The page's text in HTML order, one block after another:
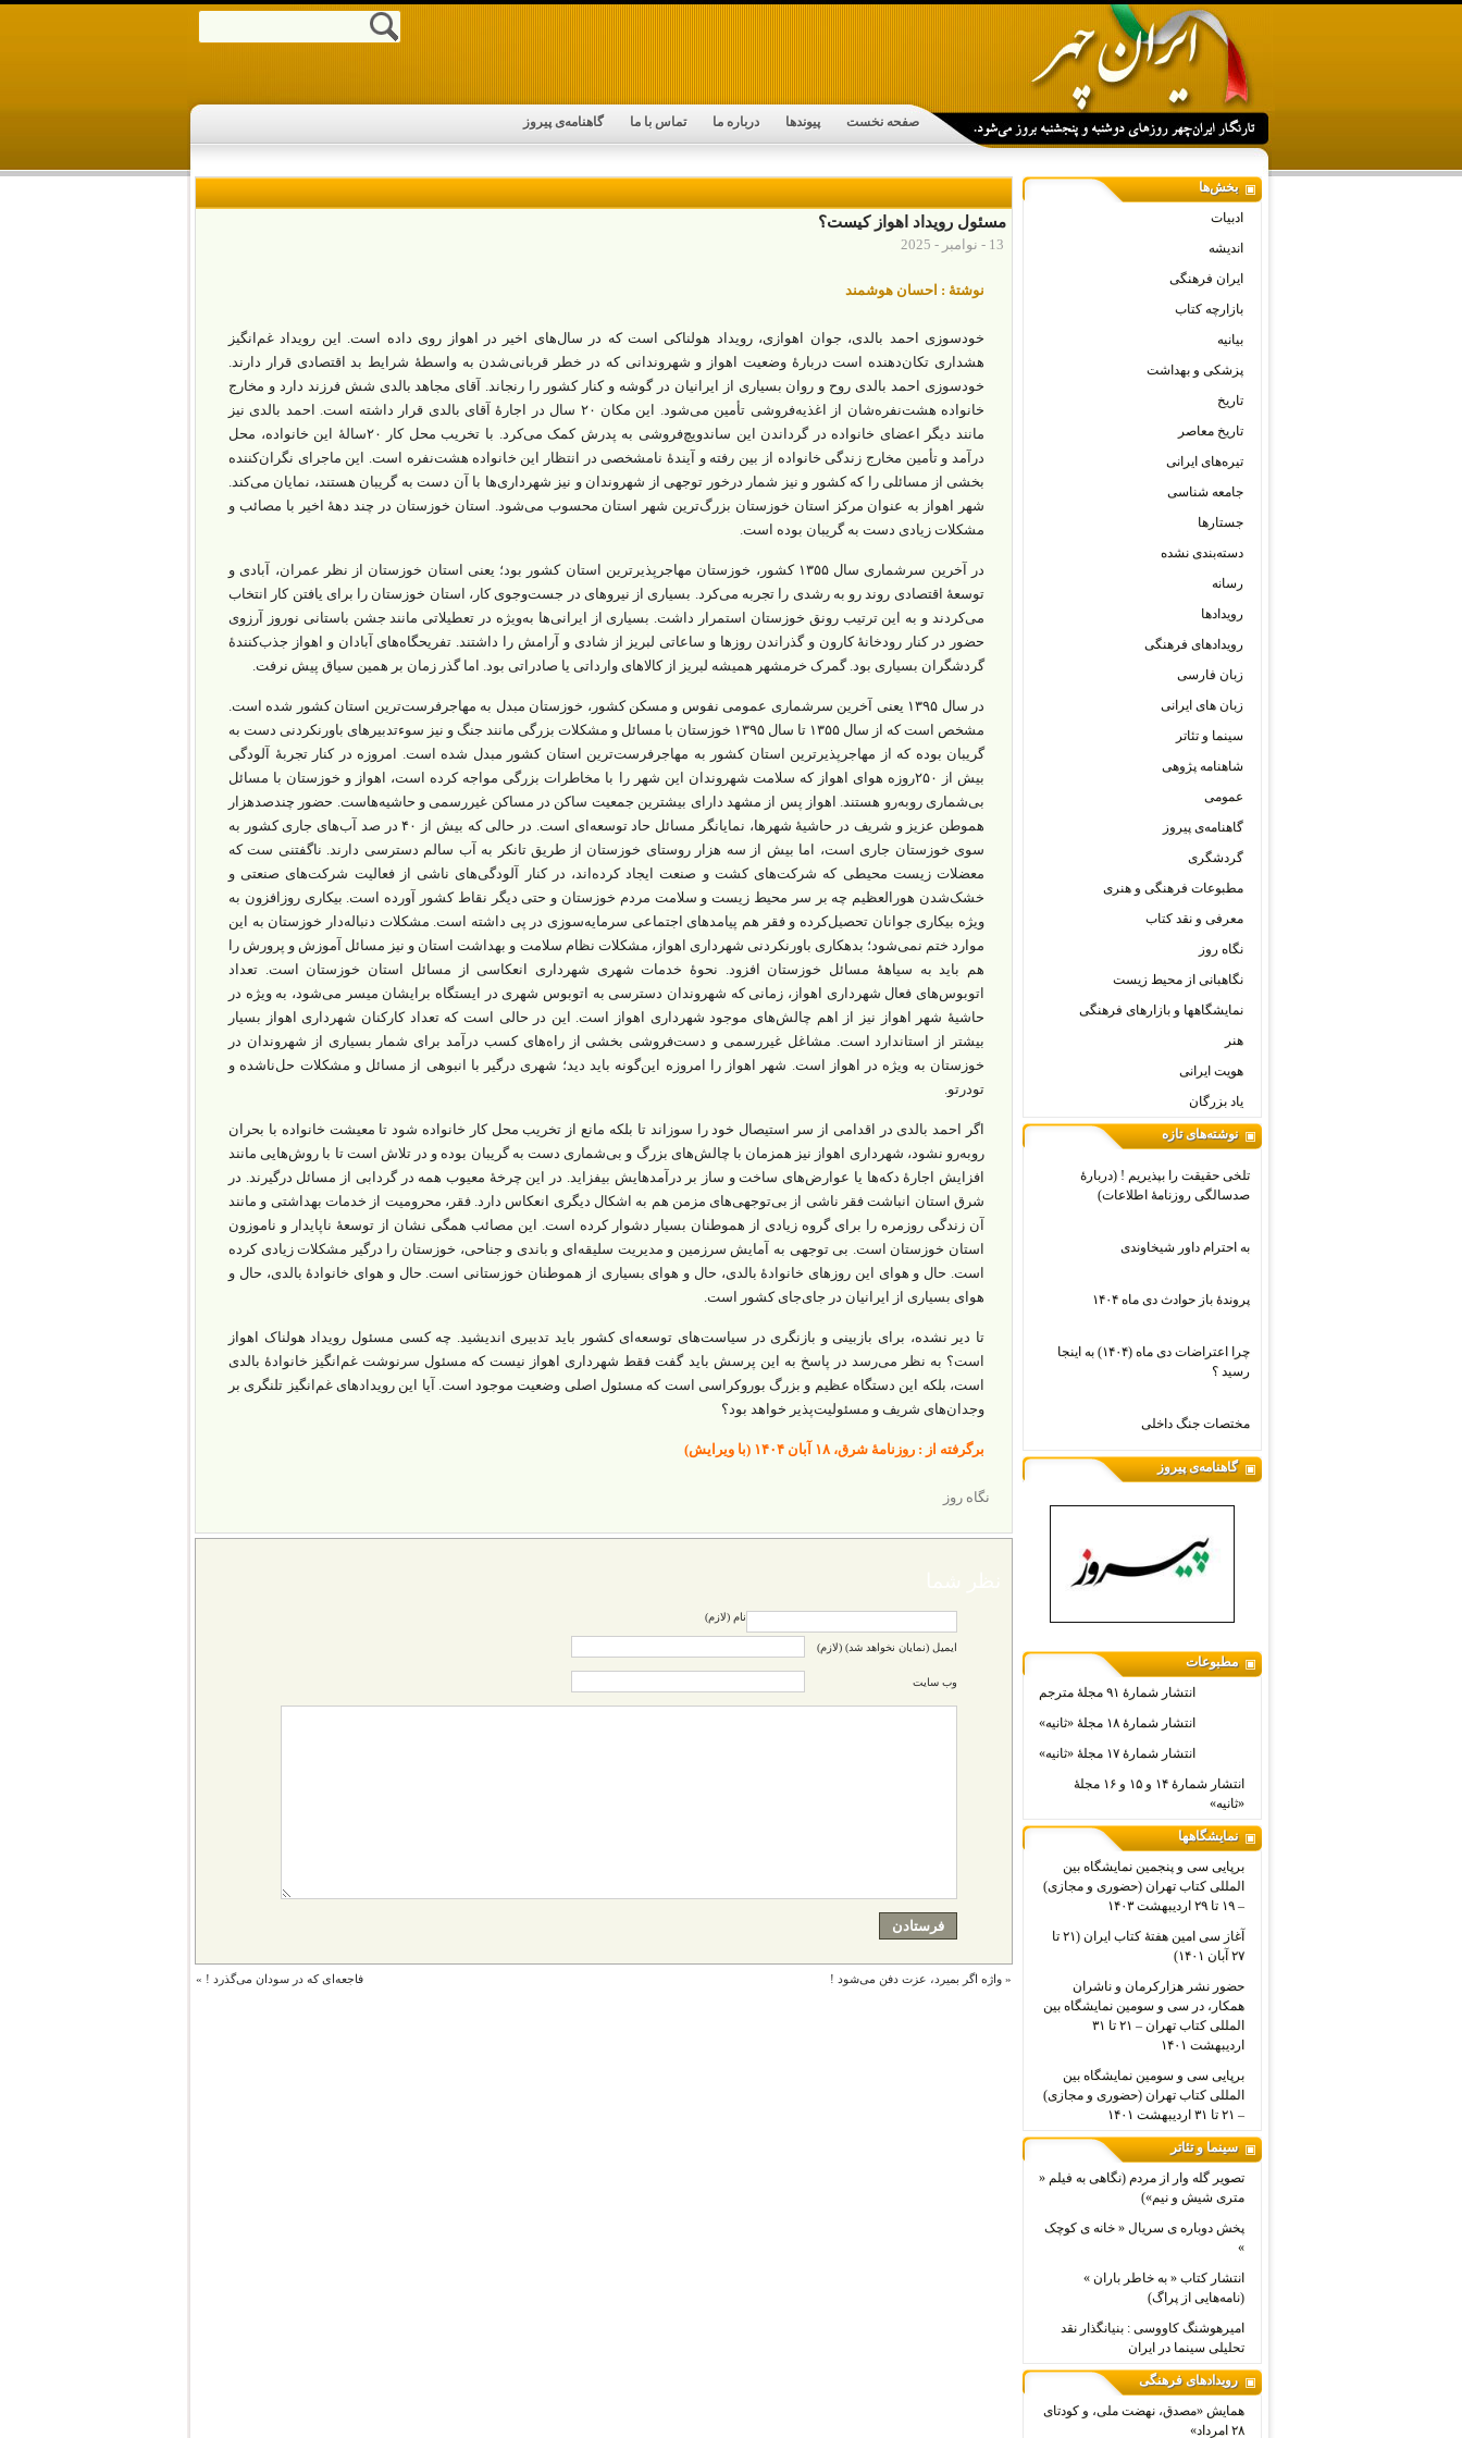
صفحه نخست پیوندها درباره ما تماس با ما گاهنامه‌ی پیروز
مسئول رویداد اهواز کیست؟
13 - نوامبر - 2025
نوشتۀ : احسان هوشمند
خودسوزی احمد بالدی، جوان اهوازی، رویداد هولناکی است که در سال‌های اخیر در اهواز روی داده است. این رویداد غم‌انگیز
هشداری تکان‌دهنده است دربارۀ وضعیت اهواز و شهروندانی که در خطر قربانی‌شدن به واسطۀ شرایط بد اقتصادی قرار دارند.
خودسوزی احمد بالدی روح و روان بسیاری از ایرانیان در گوشه و کنار کشور را رنجاند. آقای مجاهد بالدی شش فرزند دارد و مخارج
خانواده هشت‌نفره‌شان از اغذیه‌فروشی تأمین می‌شود. این مکان ۲۰ سال در اجارۀ آقای بالدی قرار داشته است. احمد بالدی نیز
مانند دیگر اعضای خانواده در گرداندن این ساندویچ‌فروشی به پدرش‌ کمک می‌کرد. با تخریب محل کار ۲۰سالۀ این خانواده، محل
درآمد و تأمین مخارج زندگی خانواده از بین رفته و آیندۀ نامشخصی در انتظار این خانواده هشت‌نفره است. این ماجرای نگران‌کننده
بخشی از مسائلی را که کشور و نیز شمار درخور توجهی از شهروندان و نیز شهرداری‌ها با آن دست‌ به‌ گریبان هستند، نمایان می‌کند.
شهر اهواز به‌ عنوان مرکز استان خوزستان بزرگ‌ترین شهر استان محسوب می‌شود. استان خوزستان در چند دهۀ اخیر با مصائب و
مشکلات زیادی دست‌ به‌ گریبان بوده است.
در آخرین سرشماری سال ۱۳۵۵ کشور، خوزستان مهاجرپذیرترین استان کشور بود؛ یعنی استان خوزستان از نظر عمران، آبادی و
توسعۀ اقتصادی روند رو به رشدی را تجربه می‌کرد. بسیاری از نیروهای در جست‌وجوی کار، استان خوزستان را برای یافتن کار انتخاب
می‌کردند و به‌ این‌ ترتیب رونق خوزستان استمرار داشت. بسیاری از ایرانی‌ها به‌ویژه در تعطیلاتی مانند جشن باستانی نوروز آرزوی
حضور در کنار رودخانۀ کارون و گذراندن روزها و ساعاتی لبریز از شادی و آرامش را داشتند. تفریحگاه‌های آبادان و اهواز جذب‌کنندۀ
گردشگران بسیاری بود. گمرک خرمشهر همیشه لبریز از کالاهای وارداتی یا صادراتی بود. اما گذر زمان بر همین سیاق پیش نرفت.
در سال ۱۳۹۵ یعنی آخرین سرشماری عمومی نفوس و مسکن کشور،‌ خوزستان مبدل به مهاجرفرست‌ترین استان کشور شده است.
مشخص است که از سال ۱۳۵۵ تا سال ۱۳۹۵ خوزستان با مسائل و مشکلات‌ بزرگی مانند جنگ و نیز سوء‌تدبیرهای باورنکردنی دست‌ به‌
گریبان بوده ‌که از مهاجرپذیرترین استان کشور به مهاجرفرست‌ترین استان کشور مبدل شده است. امروزه در کنار تجربۀ آلودگی
بیش از ۲۵۰روزه هوای اهواز که سلامت شهروندان این شهر را با مخاطرات بزرگی مواجه کرده است، اهواز و خوزستان با مسائل
بی‌شماری روبه‌رو هستند. اهواز پس از مشهد دارای بیشترین جمعیت ساکن در مساکن غیررسمی و حاشیه‌ها‌ست. حضور چند‌صدهزار
هموطن عزیز و شریف در حاشیۀ شهرها، نمایانگر مسائل حاد توسعه‌ای است. در حالی‌ که بیش از ۴۰ در صد آب‌های جاری کشور به
سوی خوزستان جاری است، اما بیش از سه هزار روستای خوزستان از طریق تانکر به آب سالم دسترسی دارند. ناگفتنی ست که
معضلات‌ زیست‌ محیطی که شرکت‌های کشت و صنعت ایجاد کرده‌اند، در کنار آلودگی‌های ناشی از فعالیت شرکت‌های صنعتی و
خشک‌شدن هورالعظیم چه بر سر محیط زیست و سلامت مردم خوزستان و حتی دیگر نقاط کشور آورده است. بیکاری روزافزون به‌
ویژه بیکاری جوانان تحصیل‌کرده و فقر هم پیامدهای اجتماعی سرمایه‌سوزی در پی داشته است. مشکلات دنباله‌دار خوزستان به این
موارد ختم نمی‌شود؛ بدهکاری باورنکردنی شهرداری اهواز، مشکلات نظام سلامت و بهداشت استان و نیز مسائل آموزش و پرورش را
هم باید به سیاهۀ مسائل خوزستان افزود. نحوۀ خدمات شهری شهرداری انعکاسی از مسائل استان خوزستان است. تعداد
اتوبوس‌های فعال شهرداری اهواز، زمانی که شهروندان دسترسی به اتوبوس شهری در ایستگاه برایشان میسر می‌شود، به‌ ویژه در
حاشیۀ شهر اهواز نیز از اهم چالش‌های موجود شهرداری اهواز است. این در حالی است که تعداد کارکنان شهرداری اهواز بسیار
بیشتر از استاندارد است. مشاغل غیررسمی و دست‌فروشی بخشی از راه‌های کسب درآمد برای شمار بسیاری از شهروندان در
خوزستان به‌ ویژه در اهواز است. شهر اهواز را امروزه این‌گونه باید دید؛ شهری درگیر با انبوهی از مسائل و مشکلات حل‌ناشده و
تودرتو.
اگر احمد بالدی در اقدامی از سر استیصال خود را سوزاند تا بلکه مانع از تخریب محل کار خانواده شود تا معیشت خانواده با بحران
روبه‌رو نشود، شهرداری اهواز نیز همزمان با چالش‌های بزرگ و بی‌شماری دست‌ به‌ گریبان بوده و در تلاش است تا با روش‌هایی مانند
افزایش اجارۀ دکه‌ها یا عوارض‌های ساخت‌ و ساز بر درآمدهایش بیفزاید. در این چرخۀ معیوب همه در گردابی از مسائل درگیرند. در
شرق استان انباشت فقر ناشی از بی‌توجهی‌های مزمن هم به اشکال دیگری انعکاس دارد. فقر، محرومیت از خدمات بهداشتی و مانند
آن زندگی روزمره را برای گروه زیادی از هموطنان بسیار دشوار کرده است. این مصائب همگی نشان از توسعۀ ناپایدار و ناموزون
استان خوزستان است. بی‌ توجهی به آمایش سرزمین و مدیریت سلیقه‌ای و باندی و جناحی، خوزستان را درگیر مشکلات زیادی کرده
است. حال‌ و‌ هوای این روزهای خانوادۀ بالدی، حال‌ و‌ هوای بسیاری از هموطنان خوزستانی است. حال‌ و‌ هوای خانوادۀ بالدی، حال‌ و‌
هوای بسیاری از ایرانیان در جای‌جای کشور است.
تا دیر نشده، برای بازبینی و بازنگری در سیاست‌های توسعه‌ای کشور باید تدبیری اندیشید. چه کسی مسئول رویداد هولناک اهواز
است؟ به نظر می‌رسد در پاسخ به این پرسش باید گفت فقط شهرداری اهواز نیست که مسئول سرنوشت غم‌انگیز خانوادۀ بالدی
است، بلکه این دستگاه عظیم و بزرگ بوروکراسی است که مسئول اصلی وضعیت موجود است. آیا این رویدادهای غم‌انگیز تلنگری بر
وجدان‌های شریف و مسئولیت‌پذیر خواهد بود؟
برگرفته از : روزنامۀ شرق، ۱۸ آبان ۱۴۰۴ (با ویرایش)
نگاه روز
نام (لازم)
ایمیل (نمایان نخواهد شد) (لازم)
وب سایت
« واژه اگر بمیرد، عزت دفن می‌شود ! فاجعه‌‌ای که در سودان می‌گذرد ! »
بخش‌ها
ادبیات
اندیشه
ایران فرهنگی
بازارچه کتاب
بیانیه
پزشکی و بهداشت
تاریخ
تاریخ معاصر
تیره‌های ایرانی
جامعه شناسی
جستارها
دسته‌بندی نشده
رسانه
رویدادها
رویدادهای فرهنگی
زبان فارسی
زبان های ایرانی
سینما و تئاتر
شاهنامه پژوهی
عمومی
گاهنامه‌ی پیروز
گردشگری
مطبوعات فرهنگی و هنری
معرفی و نقد کتاب
نگاه روز
نگاهبانی از محیط زیست
نمایشگاهها و بازارهای فرهنگی
هنر
هویت ایرانی
یاد بزرگان
نوشته‌های تازه
تلخی حقیقت را بپذیریم ! (دربارۀ
صدسالگی روزنامۀ اطلاعات)
به احترام داور شیخاوندی
پروندۀ باز حوادث دی ماه ۱۴۰۴
چرا اعتراضات دی‌ ماه (۱۴۰۴) به اینجا
رسید ؟
مختصات جنگ داخلی
گاهنامه‌ی پیروز
مطبوعات
انتشار شمارۀ ۹۱ مجلۀ مترجم
انتشار شمارۀ ۱۸ مجلۀ «ثانیه»
انتشار شمارۀ ۱۷ مجلۀ «ثانیه»
انتشار شمارۀ ۱۴ و ۱۵ و ۱۶ مجلۀ
«ثانیه»
نمایشگاهها
برپایی سی و پنجمین نمایشگاه بین
المللی کتاب تهران (حضوری و مجازی)
– ۱۹ تا ۲۹ اردیبهشت ۱۴۰۳
آغاز سی امین هفتۀ کتاب ایران (۲۱ تا
۲۷ آبان ۱۴۰۱)
حضور نشر هزارکرمان و ناشران
همکار، در سی و سومین نمایشگاه بین
المللی کتاب تهران – ۲۱ تا ۳۱
اردیبهشت ۱۴۰۱
برپایی سی و سومین نمایشگاه بین
المللی کتاب تهران (حضوری و مجازی)
– ۲۱ تا ۳۱ اردیبهشت ۱۴۰۱
سینما و تئاتر
تصویر گله وار از مردم (نگاهی به فیلم «
متری شیش و نیم»)
پخش دوباره ی سریال « خانه ی کوچک
»
انتشار کتاب « به خاطر باران »
(نامه‌هایی از پراگ)
امیرهوشنگ کاووسی : بنیانگذار نقد
تحلیلی سینما در ایران
رویدادهای فرهنگی
همایش «مصدق، نهضت ملی، و کودتای
۲۸ امرداد»